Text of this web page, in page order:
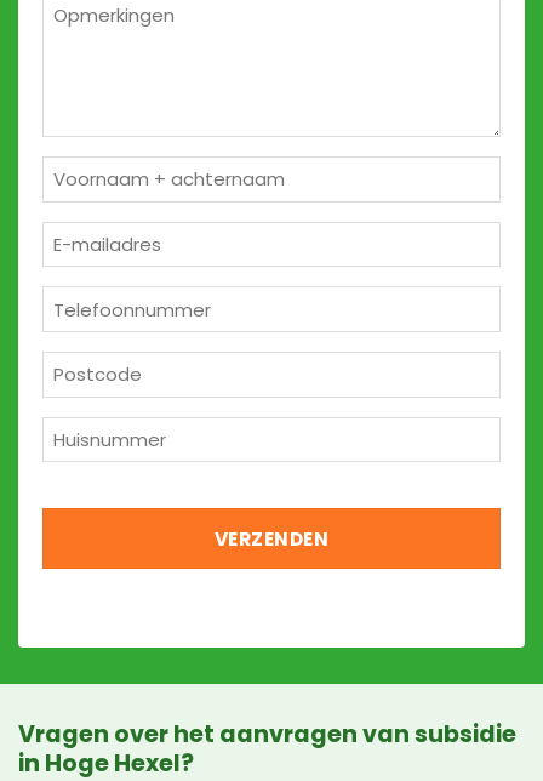
Naam
*
mailadres
*
*
*
Vragen over het aanvragen van subsidie
in Hoge Hexel?